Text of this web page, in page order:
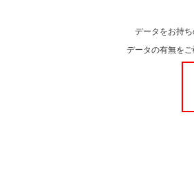
データをお持ち
データの有無を